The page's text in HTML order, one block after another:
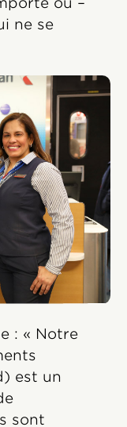
ne se
: « Notre
est un
sont